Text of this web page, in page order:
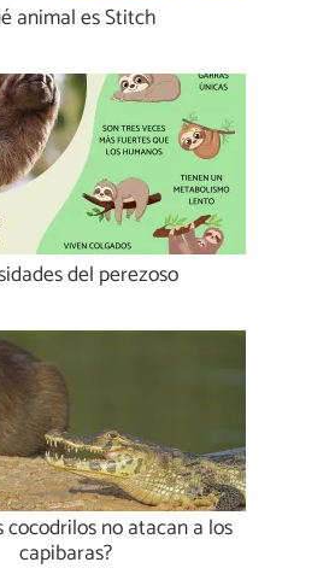
animal es Stitch
del perezoso
cocodrilos no atacan a los
capibaras?